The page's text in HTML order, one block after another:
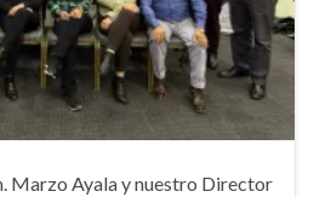
Marzo Ayala y nuestro Director